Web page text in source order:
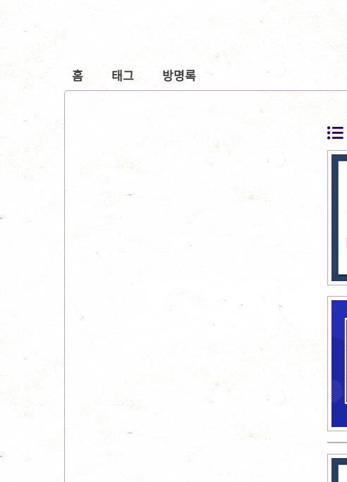
홈 태그 방명록